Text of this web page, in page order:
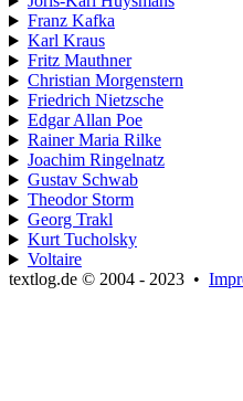
Franz Kafka
Karl Kraus
Fritz Mauthner
Christian Morgenstern
Friedrich Nietzsche
Edgar Allan Poe
Rainer Maria Rilke
Joachim Ringelnatz
Gustav Schwab
Theodor Storm
Georg Trakl
Kurt Tucholsky
Voltaire
textlog.de © 2004 - 2023 •